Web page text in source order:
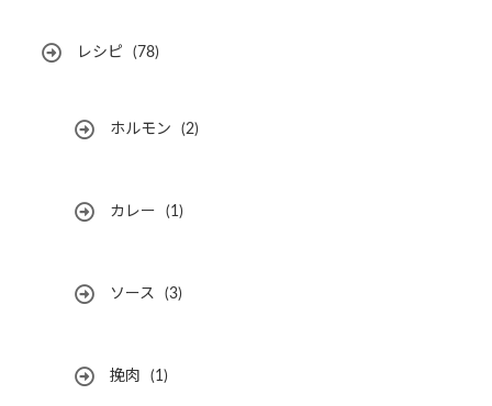
レシピ (78)
ホルモン (2)
カレー (1)
ソース (3)
挽肉 (1)